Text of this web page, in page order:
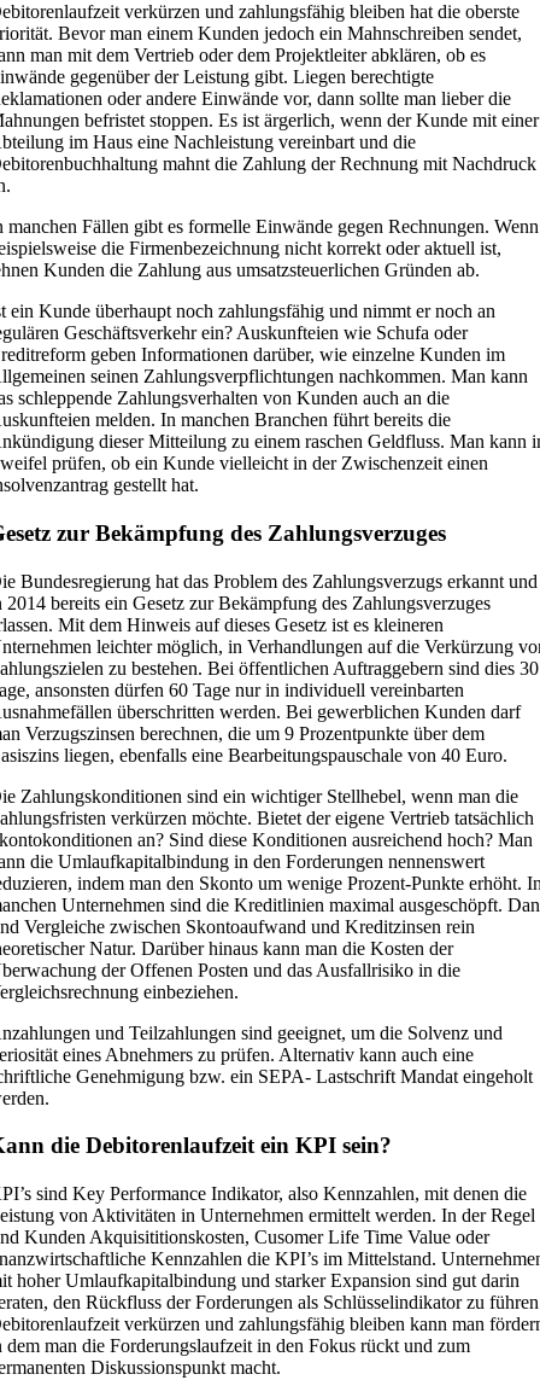
verkürzen und zahlungsfähig bleiben hat die oberste
Bevor man einem Kunden jedoch ein Mahnschreiben sendet,
man mit dem Vertrieb oder dem Projektleiter abklären, ob es
gegenüber der Leistung gibt. Liegen berechtigte
oder andere Einwände vor, dann sollte man lieber die
befristet stoppen. Es ist ärgerlich, wenn der Kunde mit einer
im Haus eine Nachleistung vereinbart und die
mahnt die Zahlung der Rechnung mit Nachdruck
manchen Fällen gibt es formelle Einwände gegen Rechnungen. Wenn
die Firmenbezeichnung nicht korrekt oder aktuell ist,
Kunden die Zahlung aus umsatzsteuerlichen Gründen ab.
ein Kunde überhaupt noch zahlungsfähig und nimmt er noch an
Geschäftsverkehr ein? Auskunfteien wie Schufa oder
geben Informationen darüber, wie einzelne Kunden im
seinen Zahlungsverpflichtungen nachkommen. Man kann
schleppende Zahlungsverhalten von Kunden auch an die
melden. In manchen Branchen führt bereits die
dieser Mitteilung zu einem raschen Geldfluss. Man kann
prüfen, ob ein Kunde vielleicht in der Zwischenzeit einen
gestellt hat.
zur Bekämpfung des Zahlungsverzuges
Bundesregierung hat das Problem des Zahlungsverzugs erkannt und
2014 bereits ein Gesetz zur Bekämpfung des Zahlungsverzuges
Mit dem Hinweis auf dieses Gesetz ist es kleineren
leichter möglich, in Verhandlungen auf die Verkürzung
zu bestehen. Bei öffentlichen Auftraggebern sind dies 30
ansonsten dürfen 60 Tage nur in individuell vereinbarten
überschritten werden. Bei gewerblichen Kunden darf
Verzugszinsen berechnen, die um 9 Prozentpunkte über dem
liegen, ebenfalls eine Bearbeitungspauschale von 40 Euro.
Zahlungskonditionen sind ein wichtiger Stellhebel, wenn man die
verkürzen möchte. Bietet der eigene Vertrieb tatsächlich
an? Sind diese Konditionen ausreichend hoch? Man
die Umlaufkapitalbindung in den Forderungen nennenswert
indem man den Skonto um wenige Prozent-Punkte erhöht.
Unternehmen sind die Kreditlinien maximal ausgeschöpft.
Vergleiche zwischen Skontoaufwand und Kreditzinsen rein
Natur. Darüber hinaus kann man die Kosten der
der Offenen Posten und das Ausfallrisiko in die
einbeziehen.
und Teilzahlungen sind geeignet, um die Solvenz und
eines Abnehmers zu prüfen. Alternativ kann auch eine
Genehmigung bzw. ein SEPA- Lastschrift Mandat eingeholt
die Debitorenlaufzeit ein KPI sein?
sind Key Performance Indikator, also Kennzahlen, mit denen die
von Aktivitäten in Unternehmen ermittelt werden. In der Regel
Kunden Akquisititionskosten, Cusomer Life Time Value oder
Kennzahlen die KPI’s im Mittelstand.
hoher Umlaufkapitalbindung und starker Expansion sind gut darin
den Rückfluss der Forderungen als Schlüsselindikator zu
verkürzen und zahlungsfähig bleiben kann man
dem mandie Forderungslaufzeit in den Fokus rückt und zum
Diskussionspunkt macht.